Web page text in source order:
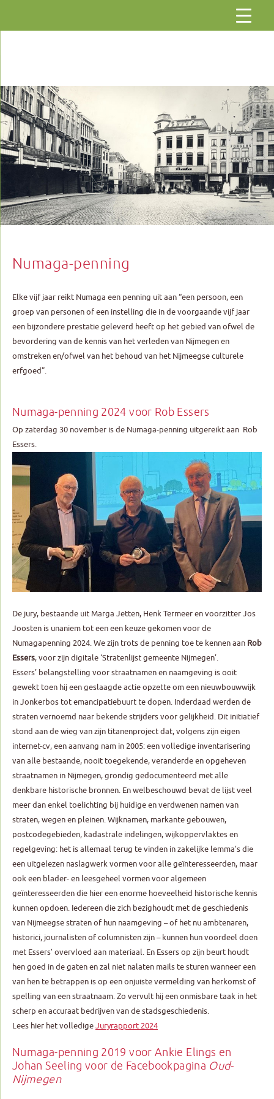
Numaga-penning
Elke vijf jaar reikt Numaga een penning uit aan “een persoon, een
groep van personen of een instelling die in de voorgaande vijf jaar
een bijzondere prestatie geleverd heeft op het gebied van ofwel de
bevordering van de kennis van het verleden van Nijmegen en
omstreken en/ofwel van het behoud van het Nijmeegse culturele
erfgoed”.
Numaga-penning 2024 voor Rob Essers
Op zaterdag 30 november is de Numaga-penning uitgereikt aan Rob
Essers.
De jury, bestaande uit Marga Jetten, Henk Termeer en voorzitter Jos
Joosten is unaniem tot een een keuze gekomen voor de
Numagapenning 2024. We zijn trots de penning toe te kennen aan Rob
Essers, voor zijn digitale ‘Stratenlijst gemeente Nijmegen’.
Essers’ belangstelling voor straatnamen en naamgeving is ooit
gewekt toen hij een geslaagde actie opzette om een nieuwbouwwijk
in Jonkerbos tot emancipatiebuurt te dopen. Inderdaad werden de
straten vernoemd naar bekende strijders voor gelijkheid. Dit initiatief
stond aan de wieg van zijn titanenproject dat, volgens zijn eigen
internet-cv, een aanvang nam in 2005: een volledige inventarisering
van alle bestaande, nooit toegekende, veranderde en opgeheven
straatnamen in Nijmegen, grondig gedocumenteerd met alle
denkbare historische bronnen. En welbeschouwd bevat de lijst veel
meer dan enkel toelichting bij huidige en verdwenen namen van
straten, wegen en pleinen. Wijknamen, markante gebouwen,
postcodegebieden, kadastrale indelingen, wijkoppervlaktes en
regelgeving: het is allemaal terug te vinden in zakelijke lemma’s die
een uitgelezen naslagwerk vormen voor alle geïnteresseerden, maar
ook een blader- en leesgeheel vormen voor algemeen
geïnteresseerden die hier een enorme hoeveelheid historische kennis
kunnen opdoen. Iedereen die zich bezighoudt met de geschiedenis
van Nijmeegse straten of hun naamgeving – of het nu ambtenaren,
historici, journalisten of columnisten zijn – kunnen hun voordeel doen
met Essers’ overvloed aan materiaal. En Essers op zijn beurt houdt
hen goed in de gaten en zal niet nalaten mails te sturen wanneer een
van hen te betrappen is op een onjuiste vermelding van herkomst of
spelling van een straatnaam. Zo vervult hij een onmisbare taak in het
scherp en accuraat bedrijven van de stadsgeschiedenis.
Lees hier het volledigeJuryrapport 2024
Numaga-penning 2019 voor Ankie Elings en
Johan Seeling voor de Facebookpagina Oud-
Nijmegen